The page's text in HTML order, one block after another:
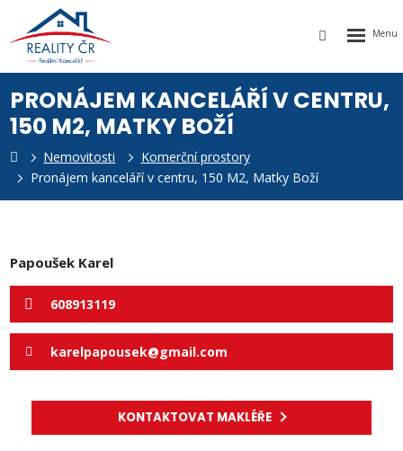
Vyhledávání
PRONÁJEM KANCELÁŘÍ V CENTRU,
150 M2, MATKY BOŽÍ
Nemovitosti
Komerční prostory
Pronájem kanceláří v centru, 150 M2, Matky Boží
Papoušek Karel
608913119
karelpapousek@gmail.com
KONTAKTOVAT MAKLÉŘE